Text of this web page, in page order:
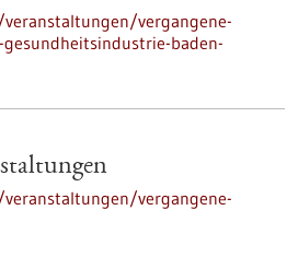
vergangene-
baden-
vergangene-